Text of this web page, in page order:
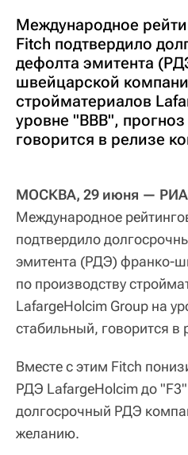
Международное
Fitch подтвердило
дефолта эмитента
швейцарской
стройматериалов
уровне "BBB",
говорится в релизе
МОСКВА, 29 июня —
Международное
подтвердило
эмитента (РДЭ) франко-
по производству
LafargeHolcim Group на
стабильный, говорится в
Вместе с этим Fitch
РДЭ LafargeHolcim до
долгосрочный РДЭ
желанию.